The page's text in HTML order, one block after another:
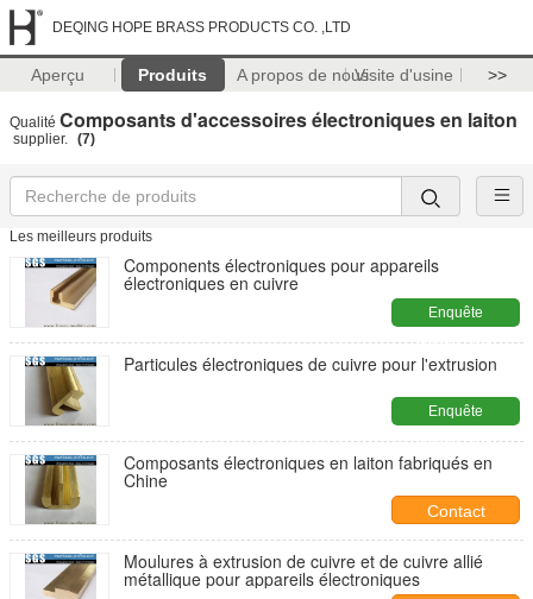
DEQING HOPE BRASS PRODUCTS CO. ,LTD
Aperçu Produits A propos de nousVisite d'usine >>
Qualité Composants d'accessoires électroniques en laiton
supplier. (7)
Les meilleurs produits
Components électroniques pour appareils
électroniques en cuivre
Enquête
maintenant
Particules électroniques de cuivre pour l'extrusion
Enquête
maintenant
Composants électroniques en laiton fabriqués en
Chine
Contact
Moulures à extrusion de cuivre et de cuivre allié
métallique pour appareils électroniques